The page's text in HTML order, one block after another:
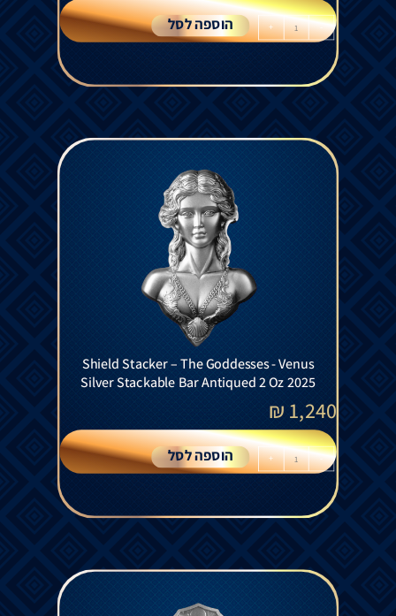
-
+ הוספה לסל
Shield Stacker – The Goddesses - Venus
Silver Stackable Bar Antiqued 2 Oz 2025
1,240
₪
-
+ הוספה לסל